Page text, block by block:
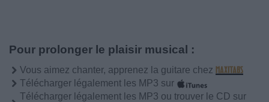
Pour prolonger le plaisir musical :
Vous aimez chanter, apprenez la guitare chez
Télécharger légalement les MP3 sur
Télécharger légalement les MP3 ou trouver le CD sur